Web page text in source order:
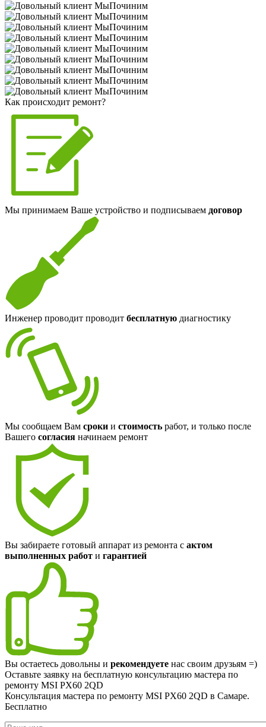
Как происходит ремонт?
Мы принимаем Ваше устройство и подписываем договор
Инженер проводит проводит бесплатную диагностику
Мы сообщаем Вам сроки и стоимость работ, и только после
Вашего согласия начинаем ремонт
Вы забираете готовый аппарат из ремонта с актом
выполненных работ и гарантией
Вы остаетесь довольны и рекомендуете нас своим друзьям =)
Оставьте заявку на бесплатную консультацию мастера по
ремонту MSI PX60 2QD
Консультация мастера по ремонту MSI PX60 2QD в Самаре.
Бесплатно